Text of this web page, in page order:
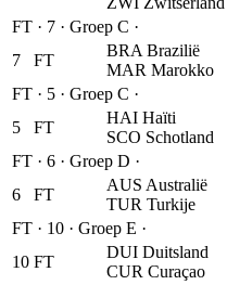
FT · 7 · Groep C ·
7
FT
BRA Brazilië
MAR Marokko
FT · 5 · Groep C ·
5
FT
HAI Haïti
SCO Schotland
FT · 6 · Groep D ·
6
FT
AUS Australië
TUR Turkije
FT · 10 · Groep E ·
10 FT
DUI Duitsland
CUR Curaçao